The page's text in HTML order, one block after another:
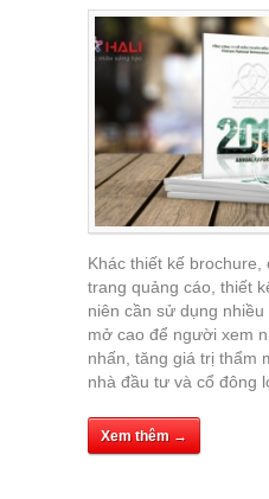
Khác thiết kế
trang quảng cáo, thiết
niên cần sử dụng
mở cao để người xem
nhấn, tăng giá trị thẩm
nhà đầu tư và cổ đông
Xem thêm →